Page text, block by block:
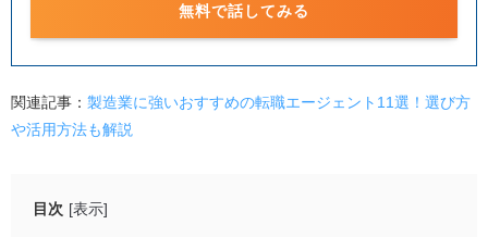
無料で話してみる
関連記事： 製造業に強いおすすめの転職エージェント11選！選び方
や活用方法も解説
目次 [表示]